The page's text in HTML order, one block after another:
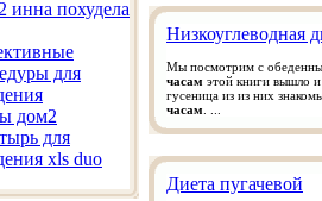
инна похудела
для
дом2
для
xls duo
Низкоуглеводная
Мы посмотрим с
часам этой книги вышло
гусеница из из них
часам
Диета пугачевой